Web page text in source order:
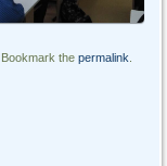
. Bookmark thepermalink